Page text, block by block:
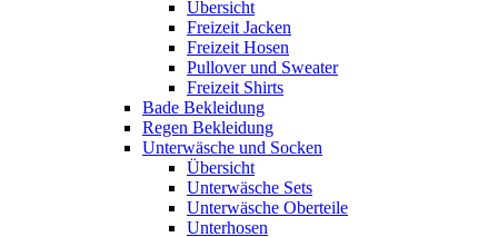
Übersicht
Freizeit Jacken
Freizeit Hosen
Pullover und Sweater
Freizeit Shirts
Bade Bekleidung
Regen Bekleidung
Unterwäsche und Socken
Übersicht
Unterwäsche Sets
Unterwäsche Oberteile
Unterhosen